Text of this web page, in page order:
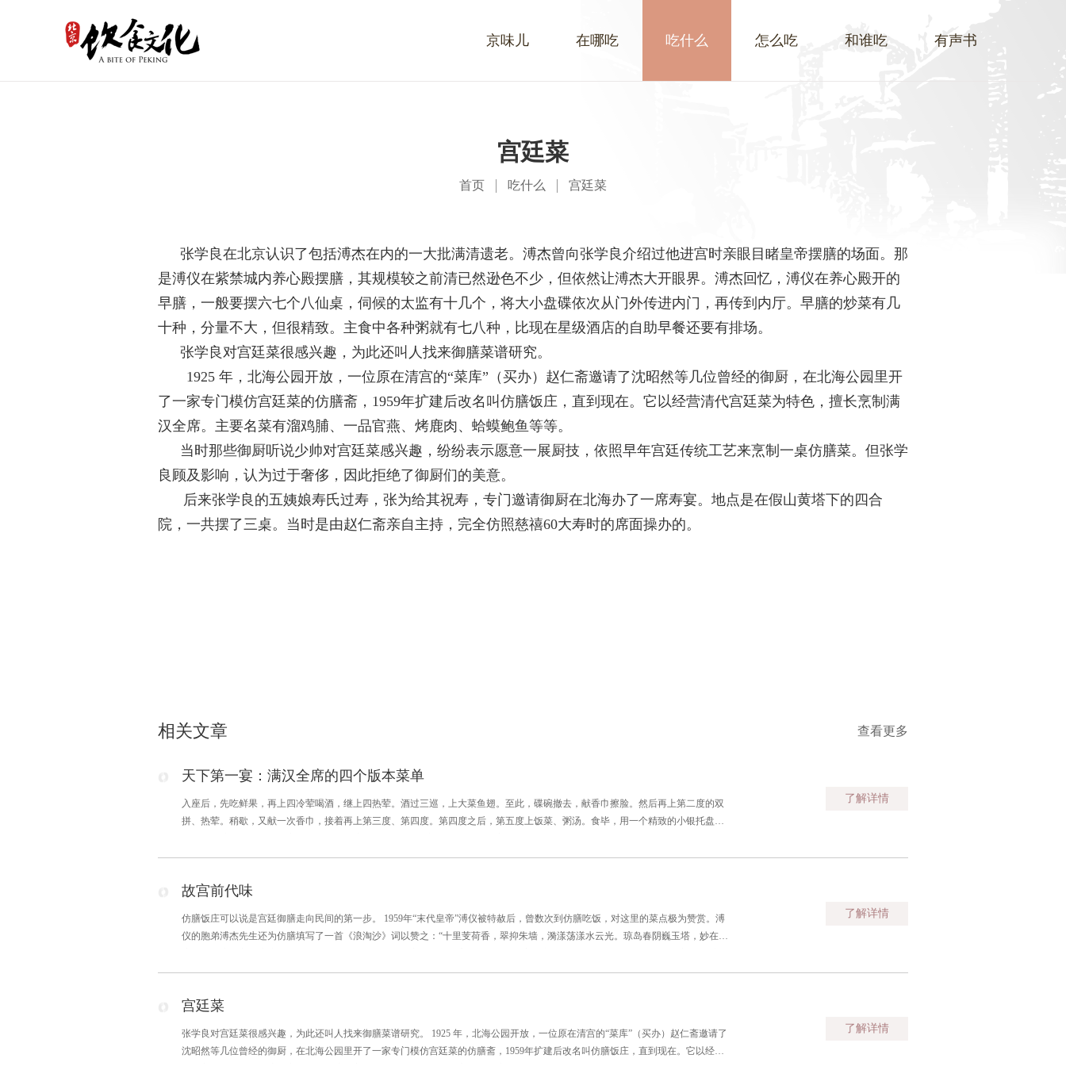
京味儿 在哪吃 吃什么 怎么吃 和谁吃 有声书
宫廷菜
首页 吃什么 宫廷菜
张学良在北京认识了包括溥杰在内的一大批满清遗老。溥杰曾向张学良介绍过他进宫时亲眼目睹皇帝摆膳的场面。那
是溥仪在紫禁城内养心殿摆膳，其规模较之前清已然逊色不少，但依然让溥杰大开眼界。溥杰回忆，溥仪在养心殿开的
早膳，一般要摆六七个八仙桌，伺候的太监有十几个，将大小盘碟依次从门外传进内门，再传到内厅。早膳的炒菜有几
十种，分量不大，但很精致。主食中各种粥就有七八种，比现在星级酒店的自助早餐还要有排场。
张学良对宫廷菜很感兴趣，为此还叫人找来御膳菜谱研究。
1925 年，北海公园开放，一位原在清宫的“菜库”（买办）赵仁斋邀请了沈昭然等几位曾经的御厨，在北海公园里开
了一家专门模仿宫廷菜的仿膳斋，1959年扩建后改名叫仿膳饭庄，直到现在。它以经营清代宫廷菜为特色，擅长烹制满
汉全席。主要名菜有溜鸡脯、一品官燕、烤鹿肉、蛤蟆鲍鱼等等。
当时那些御厨听说少帅对宫廷菜感兴趣，纷纷表示愿意一展厨技，依照早年宫廷传统工艺来烹制一桌仿膳菜。但张学
良顾及影响，认为过于奢侈，因此拒绝了御厨们的美意。
后来张学良的五姨娘寿氏过寿，张为给其祝寿，专门邀请御厨在北海办了一席寿宴。地点是在假山黄塔下的四合
院，一共摆了三桌。当时是由赵仁斋亲自主持，完全仿照慈禧60大寿时的席面操办的。
查看更多
相关文章
天下第一宴：满汉全席的四个版本菜单
入座后，先吃鲜果，再上四冷荤喝酒，继上四热荤。酒过三巡，上大菜鱼翅。至此，碟碗撤去，献香巾擦脸。然后再上第二度的双
拼、热荤。稍歇，又献一次香巾，接着再上第三度、第四度。第四度之后，第五度上饭菜、粥汤。食毕，用一个精致的小银托盘，
了解详情
故宫前代味
仿膳饭庄可以说是宫廷御膳走向民间的第一步。 1959年“末代皇帝”溥仪被特赦后，曾数次到仿膳吃饭，对这里的菜点极为赞赏。溥
仪的胞弟溥杰先生还为仿膳填写了一首《浪淘沙》词以赞之：“十里芰荷香，翠抑朱墙，漪漾荡漾水云光。琼岛春阴巍玉塔，妙在长
了解详情
宫廷菜
张学良对宫廷菜很感兴趣，为此还叫人找来御膳菜谱研究。 1925 年，北海公园开放，一位原在清宫的“菜库”（买办）赵仁斋邀请了
沈昭然等几位曾经的御厨，在北海公园里开了一家专门模仿宫廷菜的仿膳斋，1959年扩建后改名叫仿膳饭庄，直到现在。它以经营
了解详情